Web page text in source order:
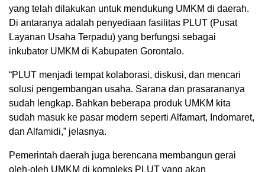
yang telah dilakukan untuk mendukung UMKM di daerah.
Di antaranya adalah penyediaan fasilitas PLUT (Pusat
Layanan Usaha Terpadu) yang berfungsi sebagai
inkubator UMKM di Kabupaten Gorontalo.
“PLUT menjadi tempat kolaborasi, diskusi, dan mencari
solusi pengembangan usaha. Sarana dan prasarananya
sudah lengkap. Bahkan beberapa produk UMKM kita
sudah masuk ke pasar modern seperti Alfamart, Indomaret,
dan Alfamidi,” jelasnya.
Pemerintah daerah juga berencana membangun gerai
oleh-oleh UMKM di kompleks PLUT yang akan